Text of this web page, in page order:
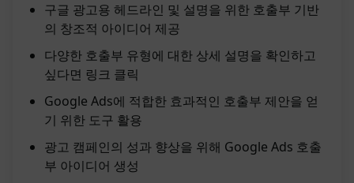
구글 광고용 헤드라인 및 설명을 위한 호출부 기반
의 창조적 아이디어 제공
다양한 호출부 유형에 대한 상세 설명을 확인하고
싶다면 링크 클릭
Google Ads에 적합한 효과적인 호출부 제안을 얻
기 위한 도구 활용
광고 캠페인의 성과 향상을 위해 Google Ads 호출
부 아이디어 생성